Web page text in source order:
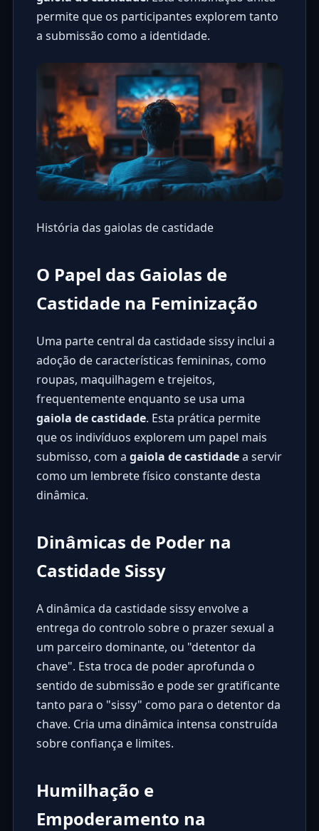
permite que os participantes explorem tanto
a submissão como a identidade.
História das gaiolas de castidade
O Papel das Gaiolas de
Castidade na Feminização
Uma parte central da castidade sissy inclui a
adoção de características femininas, como
roupas, maquilhagem e trejeitos,
frequentemente enquanto se usa uma
gaiola de castidade. Esta prática permite
que os indivíduos explorem um papel mais
submisso, com a gaiola de castidadea servir
como um lembrete físico constante desta
dinâmica.
Dinâmicas de Poder na
Castidade Sissy
A dinâmica da castidade sissy envolve a
entrega do controlo sobre o prazer sexual a
um parceiro dominante, ou "detentor da
chave". Esta troca de poder aprofunda o
sentido de submissão e pode ser gratificante
tanto para o "sissy" como para o detentor da
chave. Cria uma dinâmica intensa construída
sobre confiança e limites.
Humilhação e
Empoderamento na